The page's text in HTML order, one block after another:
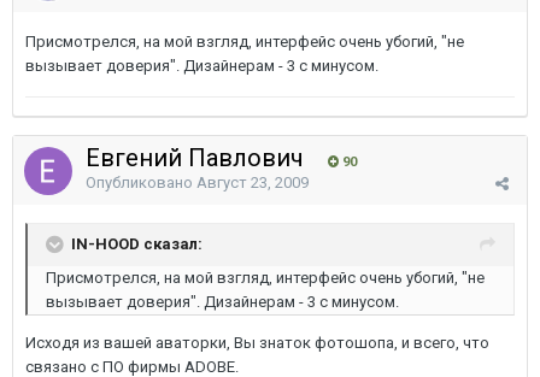
Присмотрелся, на мой взгляд, интерфейс очень убогий, "не
вызывает доверия". Дизайнерам - 3 с минусом.
Евгений Павлович 90
Опубликовано Август 23, 2009
IN-HOOD сказал:
Присмотрелся, на мой взгляд, интерфейс очень убогий, "не
вызывает доверия". Дизайнерам - 3 с минусом.
Исходя из вашей аваторки, Вы знаток фотошопа, и всего, что
связано с ПО фирмы ADOBE.